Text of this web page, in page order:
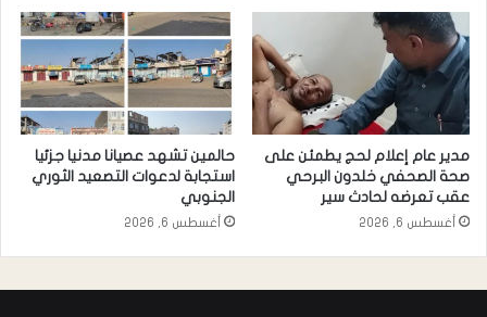
مدير عام إعلام لحج يطمئن على
صحة الصحفي خلدون البرحي
عقب تعرضه لحادث سير
أغسطس 6, 2026
حالمين تشهد عصيانا مدنيا جزئيا
استجابة لدعوات التصعيد الثوري
الجنوبي
أغسطس 6, 2026